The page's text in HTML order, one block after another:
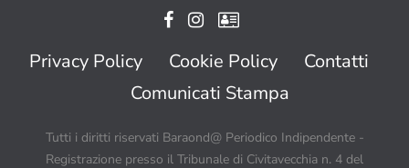
Privacy Policy Cookie Policy
Contatti
Comunicati Stampa
Tutti i diritti riservati Baraond@ Periodico Indipendente -
Registrazione presso il Tribunale di Civitavecchia n. 4 del